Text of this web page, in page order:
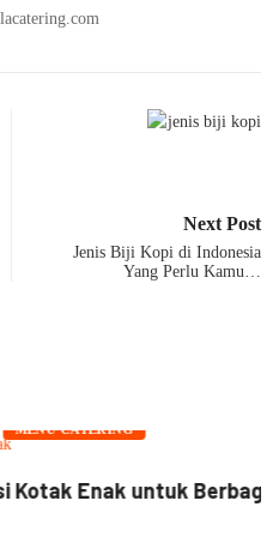
Next Post
Jenis Biji Kopi di Indonesia
Yang Perlu Kamu…
untuk Berbagai...